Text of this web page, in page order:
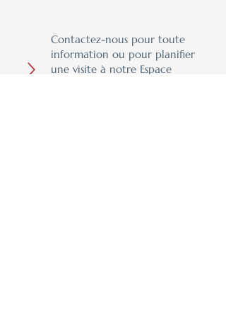
Contactez-nous pour toute
information ou pour planifier
une visite à notre Espace